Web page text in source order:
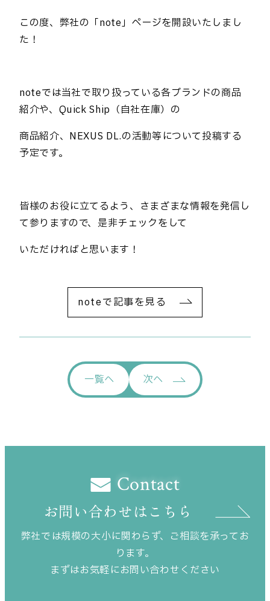
この度、弊社の「note」ページを開設いたしまし
た！
noteでは当社で取り扱っている各ブランドの商品
紹介や、Quick Ship（自社在庫）の
商品紹介、NEXUS DL.の活動等について投稿する
予定です。
皆様のお役に立てるよう、さまざまな情報を発信し
て参りますので、是非チェックをして
いただければと思います！
noteで記事を見る
一覧へ 次へ
Contact
お問い合わせはこちら
弊社では規模の大小に関わらず、ご相談を承ってお
ります。
まずはお気軽にお問い合わせください